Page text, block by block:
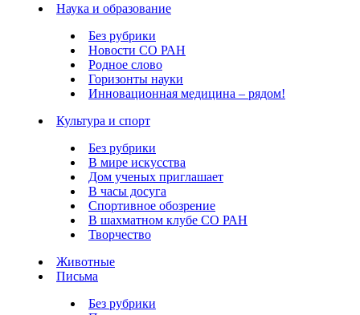
Наука и образование
Без рубрики
Новости СО РАН
Родное слово
Горизонты науки
Инновационная медицина – рядом!
Культура и спорт
Без рубрики
В мире искусства
Дом ученых приглашает
В часы досуга
Спортивное обозрение
В шахматном клубе СО РАН
Творчество
Животные
Письма
Без рубрики